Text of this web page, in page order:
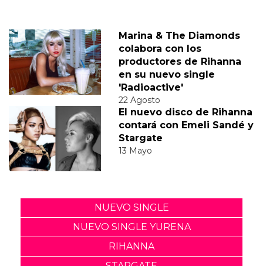
Marina & The Diamonds
colabora con los
productores de Rihanna
en su nuevo single
'Radioactive'
22 Agosto
El nuevo disco de Rihanna
contará con Emeli Sandé y
Stargate
13 Mayo
NUEVO SINGLE
NUEVO SINGLE YURENA
RIHANNA